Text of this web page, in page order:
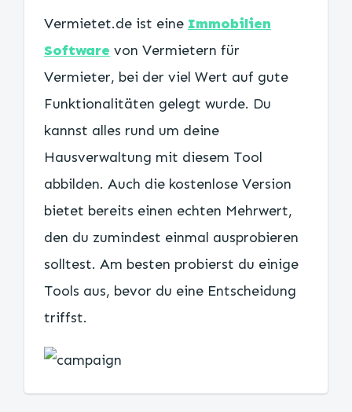
Vermietet.de ist eine Immobilien
Software von Vermietern für
Vermieter, bei der viel Wert auf gute
Funktionalitäten gelegt wurde. Du
kannst alles rund um deine
Hausverwaltung mit diesem Tool
abbilden. Auch die kostenlose Version
bietet bereits einen echten Mehrwert,
den du zumindest einmal ausprobieren
solltest. Am besten probierst du einige
Tools aus, bevor du eine Entscheidung
triffst.